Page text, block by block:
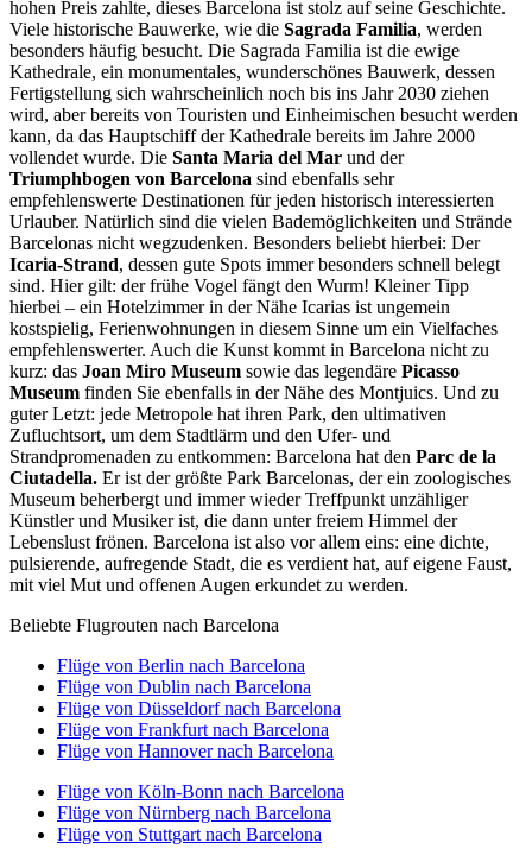
hohen Preis zahlte, dieses Barcelona ist stolz auf seine Geschichte.
Viele historische Bauwerke, wie die Sagrada Familia, werden
besonders häufig besucht. Die Sagrada Familia ist die ewige
Kathedrale, ein monumentales, wunderschönes Bauwerk, dessen
Fertigstellung sich wahrscheinlich noch bis ins Jahr 2030 ziehen
wird, aber bereits von Touristen und Einheimischen besucht werden
kann, da das Hauptschiff der Kathedrale bereits im Jahre 2000
vollendet wurde. Die Santa Maria del Mar und der
Triumphbogen von Barcelona sind ebenfalls sehr
empfehlenswerte Destinationen für jeden historisch interessierten
Urlauber. Natürlich sind die vielen Bademöglichkeiten und Strände
Barcelonas nicht wegzudenken. Besonders beliebt hierbei: Der
Icaria-Strand, dessen gute Spots immer besonders schnell belegt
sind. Hier gilt: der frühe Vogel fängt den Wurm! Kleiner Tipp
hierbei – ein Hotelzimmer in der Nähe Icarias ist ungemein
kostspielig, Ferienwohnungen in diesem Sinne um ein Vielfaches
empfehlenswerter. Auch die Kunst kommt in Barcelona nicht zu
kurz: das Joan Miro Museum sowie das legendäre Picasso
Museum finden Sie ebenfalls in der Nähe des Montjuics. Und zu
guter Letzt: jede Metropole hat ihren Park, den ultimativen
Zufluchtsort, um dem Stadtlärm und den Ufer- und
Strandpromenaden zu entkommen: Barcelona hat den Parc de la
Ciutadella. Er ist der größte Park Barcelonas, der ein zoologisches
Museum beherbergt und immer wieder Treffpunkt unzähliger
Künstler und Musiker ist, die dann unter freiem Himmel der
Lebenslust frönen. Barcelona ist also vor allem eins: eine dichte,
pulsierende, aufregende Stadt, die es verdient hat, auf eigene Faust,
mit viel Mut und offenen Augen erkundet zu werden.
Beliebte Flugrouten nach Barcelona
Flüge von Berlin nach Barcelona
Flüge von Dublin nach Barcelona
Flüge von Düsseldorf nach Barcelona
Flüge von Frankfurt nach Barcelona
Flüge von Hannover nach Barcelona
Flüge von Köln-Bonn nach Barcelona
Flüge von Nürnberg nach Barcelona
Flüge von Stuttgart nach Barcelona